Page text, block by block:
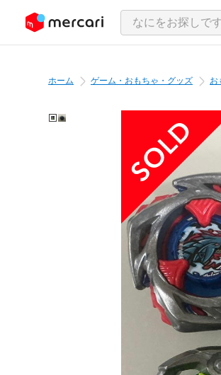
ツにスキップ
ホーム ゲーム・おもちゃ・グッズ お